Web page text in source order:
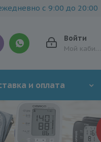
с 9:00 до 20:00
Войти
Мой кабинет
и оплата